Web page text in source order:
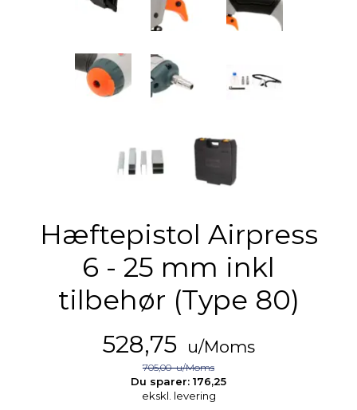
Hæftepistol Airpress
6 - 25 mm inkl
tilbehør (Type 80)
528,75 u/Moms
705,00u/Moms
Du sparer: 176,25
ekskl. levering